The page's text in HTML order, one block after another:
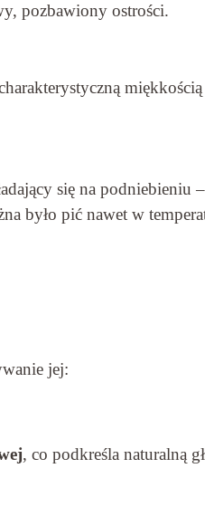
pozbawiony ostrości.
się na podniebieniu –
było pić nawet w
jej:
, co podkreśla naturalną